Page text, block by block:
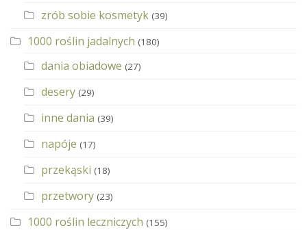
zrób sobie kosmetyk (39)
1000 roślin jadalnych (180)
dania obiadowe (27)
desery (29)
inne dania (39)
napóje (17)
przekąski (18)
przetwory (23)
1000 roślin leczniczych (155)